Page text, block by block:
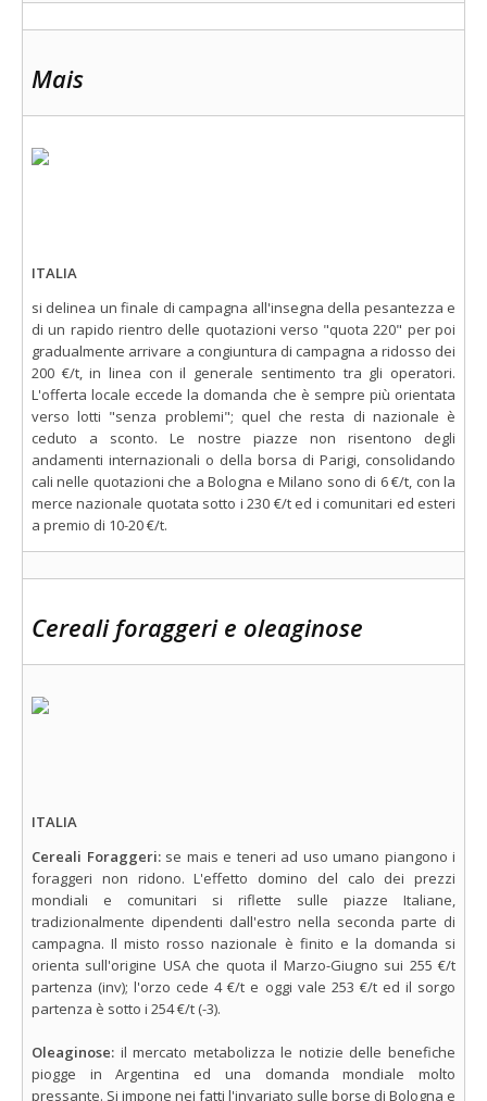
Mais
ITALIA
si delinea un finale di campagna all'insegna della pesantezza e
di un rapido rientro delle quotazioni verso "quota 220" per poi
gradualmente arrivare a congiuntura di campagna a ridosso dei
200 €/t, in linea con il generale sentimento tra gli operatori.
L'offerta locale eccede la domanda che è sempre più orientata
verso lotti "senza problemi"; quel che resta di nazionale è
ceduto a sconto. Le nostre piazze non risentono degli
andamenti internazionali o della borsa di Parigi, consolidando
cali nelle quotazioni che a Bologna e Milano sono di 6 €/t, con la
merce nazionale quotata sotto i 230 €/t ed i comunitari ed esteri
a premio di 10-20 €/t.
Cereali foraggeri e oleaginose
ITALIA
Cereali Foraggeri: se mais e teneri ad uso umano piangono i
foraggeri non ridono. L'effetto domino del calo dei prezzi
mondiali e comunitari si riflette sulle piazze Italiane,
tradizionalmente dipendenti dall'estro nella seconda parte di
campagna. Il misto rosso nazionale è finito e la domanda si
orienta sull'origine USA che quota il Marzo-Giugno sui 255 €/t
partenza (inv); l'orzo cede 4 €/t e oggi vale 253 €/t ed il sorgo
partenza è sotto i 254 €/t (-3).
Oleaginose: il mercato metabolizza le notizie delle benefiche
piogge in Argentina ed una domanda mondiale molto
pressante. Si impone nei fatti l'invariato sulle borse di Bologna e